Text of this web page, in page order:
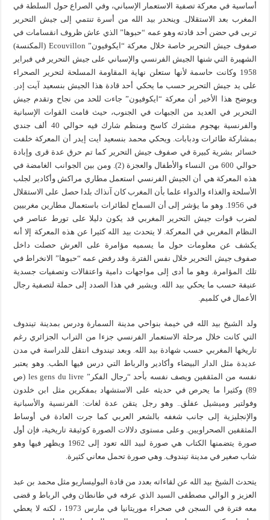
أساسية في معركة تصفية الاستعمار الإسباني، وفي الصراع حول السلطة في
المغرب بعد الاستقلال. وينحدر بيد الله من أسرة تنتمي إلى جيش التحرير
تربى في حضن أحد قادته وهو عمه “حبوها” الذي عاش ظروف انقسامات في
صفوف جيش التحرير خاصة خلال معركة “ايكوفيون” Ecouvillon (المكنسة)
الشهيرة التي شنها الجيش الفرنسي والإسباني على جيش التحرير في فبراير
1958 وكانت حاسمة لأنها ستعلن نهاية المقاومة المسلحة لتحرير الصحراء
على يد جيش التحرير حسب ما يحكي أحد قادة هذا الجيش بنسعيد آيت إدر.
ويوضح هذا الأخير أن معركة “ايكوفيون” جاءت للحد من نجاح وتقدم جيش
التحرير في العديد من الجبهات في الجنوب، حيث قامت القوات الإسبانية
والفرنسية بهجوم مشترك كاسح ومنظم شارك فيه حوالي 40 ألف جندي
بمشاركة طائرات ودبابات. ويحكي محمد بنسعيد أيت إيدر أن المعركة خلفت
خسائر بشرية كبيرة في صفوف جيش التحرير كما تم حرق عدة قرى وإبادة
حوالي 600 من النساء والأطفال والعجزة (2). ومن بين الجوانب الغامضة في
هذه المعركة هي أن الجيش الفرنسي استعمل مطاري مراكش وأكادير لجلب
الأسلحة والغذاء والدواء علما بأن المغرب كان آنذاك بلدا حصل على الاستقلال
في 1956. وهو ما يؤشر إلى أن السماح لطائرات باستعمال مطارين مغربيين
لضرب قوات جيش التحرير المغربي قد يكون دليلا على تورط عناصر في
النظام المغربي في المعركة. لا يتحدث بيد الله كثيرا عن هذه المعركة إلا أنه
يكشف عن معلومات حول ما يسميه مؤامرة على العرش حصلت داخل
صفوف جيش التحرير خلال نفس الفترة. وقد رفض عمه “حبوها” الانخراط في
تلك المؤامرة. وهو ما أدى إلى مواجهات دامية واعتقالات وتصفيات جسدية
عنيفة حسب ما يحكي بيد الله. ويشير في هذا الصدد إلى حملة لتصفية رجال
الأعمال في كلميم.
ولد الشيخ بيد الله في خيمة بنواحي مدينة السمارة ودرس بمدينة تيندوف
التي كانت خلال مرحلة الاستعمار الفرنسي جزءا من التراب الجزائري رغم
تاريخها المغربي حسب شهادة بيد الله. وبعد تيندوف انتقل للدراسة في مدن
عديدة مثل الدار البيضاء وأكادير والرباط التي درس فيها الطب. وهو يعتبر
نفسه من المثقفين ويصف نفسه بأحد “رجال الفكر” les gens du livre (ص
89) وكثيرا ما يحرص في حديثه على الاستشهاد بمفكرين مثل ابن خلدون
وفولتير وميشيل عفلق.. وهو رجل يتقن عدة لغات: الفرنسية والأسبانية
والإنجليزية إلى جانب شغفه بالشعر العربي كما جرت العادة في أوساط
المثقفين الصحراويين. وعلى مستوى دلالات الصورة كوثيقة تاريخية، فإن أول
صورة يتضمنها الكتاب هي صورة لبيد الله تعود إلى 1962 ويظهر فيها وهو
شاب صغير في مدينة تيندوف. وهي صورة تحمل معاني كثيرة.
يتحدث الشيخ بيد الله عن لقاءاته بعدد من قادة البوليساريو مثل محمد بن عبد
العزيز و الوالي مصطفى السيد الذي عرفه في طانطان وفي الرباط و قضى
معه فترة في السجن في صحراء موريتانيا في مارس 1973 ، لكنه لا يعطي